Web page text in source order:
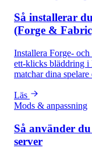
Så installerar
(Forge &
Installera Forge-
ett-klicks bläddring i
matchar dina
Läs
Mods & anpassning
Så använder
server